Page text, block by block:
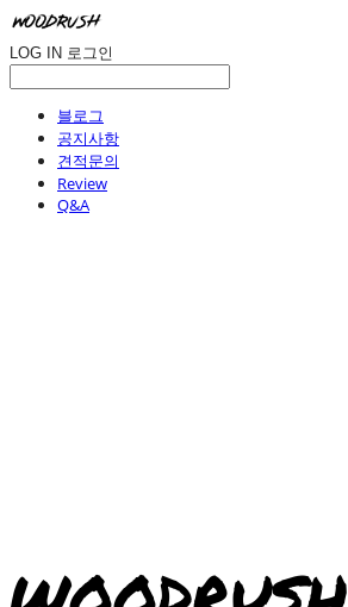
LOG IN 로그인
블로그
공지사항
견적문의
Review
Q&A